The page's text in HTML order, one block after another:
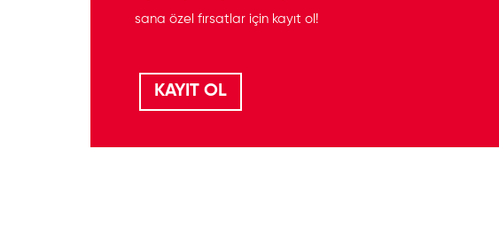
sana özel fırsatlar için kayıt ol!
KAYIT OL